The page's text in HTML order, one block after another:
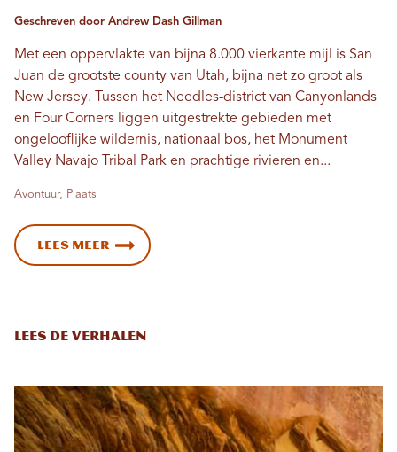
Geschreven door Andrew Dash Gillman
Met een oppervlakte van bijna 8.000 vierkante mijl is San
Juan de grootste county van Utah, bijna net zo groot als
New Jersey. Tussen het Needles-district van Canyonlands
en Four Corners liggen uitgestrekte gebieden met
ongelooflijke wildernis, nationaal bos, het Monument
Valley Navajo Tribal Park en prachtige rivieren en...
Avontuur, Plaats
Lees meer
Lees de verhalen